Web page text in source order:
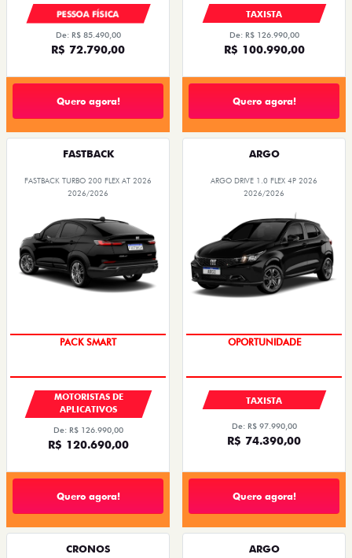
PESSOA FÍSICA
De: R$ 85.490,00
R$ 72.790,00
Quero agora!
TAXISTA
De: R$ 126.990,00
R$ 100.990,00
Quero agora!
FASTBACK
FASTBACK TURBO 200 FLEX AT 2026
2026/2026
PACK SMART
MOTORISTAS DE
APLICATIVOS
De: R$ 126.990,00
R$ 120.690,00
Quero agora!
ARGO
ARGO DRIVE 1.0 FLEX 4P 2026
2026/2026
OPORTUNIDADE
TAXISTA
De: R$ 97.990,00
R$ 74.390,00
Quero agora!
CRONOS ARGO